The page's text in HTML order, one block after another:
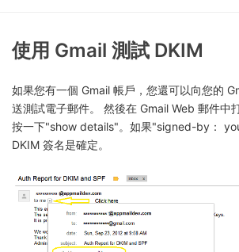
使用 Gmail 測試 DKIM
如果您有一個 Gmail 帳戶，您還可以向您的
送測試電子郵件。 然後在 Gmail Web 郵件中
按一下"show details"。如果"signed-by：
DKIM 簽名是確定。